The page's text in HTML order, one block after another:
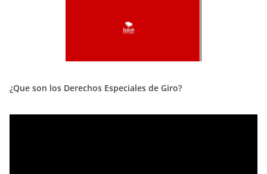
¿Que son los Derechos Especiales de Giro?